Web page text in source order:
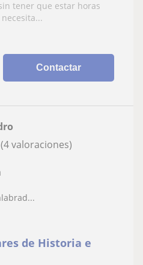
tener que estar horas
Contactar
(4 valoraciones)
de Historia e